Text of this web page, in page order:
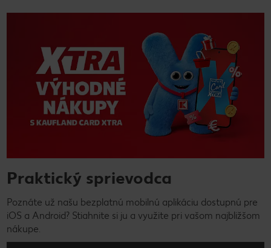
Praktický sprievodca
Poznáte už našu bezplatnú mobilnú aplikáciu dostupnú pre
iOS a Android? Stiahnite si ju a využite pri vašom najbližšom
nákupe.